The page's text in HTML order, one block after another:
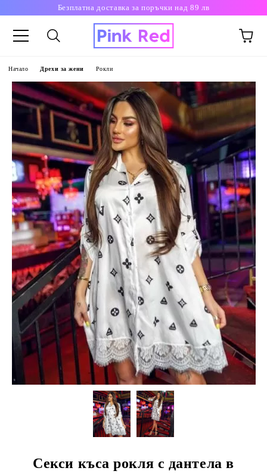
Безплатна доставка за поръчки над 89 лв
Начало Дрехи за жени Рокли
Секси къса рокля с дантела в